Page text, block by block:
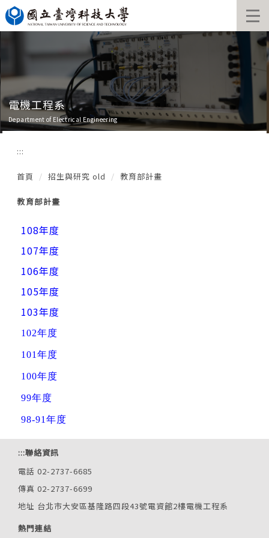
跳
到
主
區
電機工程系
Department of Electrical Engineering
:::
首頁 招生與研究 old 教育部計畫
教育部計畫
108年度
107年度
106年度
105年度
103年度
102年度
101年度
100年度
99年度
98-91年度
:::聯絡資訊
電話 02-2737-6685
傳真 02-2737-6699
地址 台北市大安區基隆路四段43號電資館2樓電機工程系
熱門連結